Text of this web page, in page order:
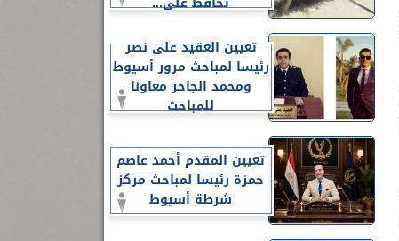
تعيين العقيد على نصر
رئيسا لمباحث مرور أسيوط
ومحمد الجاحر معاونا
للمباحث
تعيين المقدم أحمد عاصم
حمزة رئيسا لمباحث مركز
شرطة أسيوط